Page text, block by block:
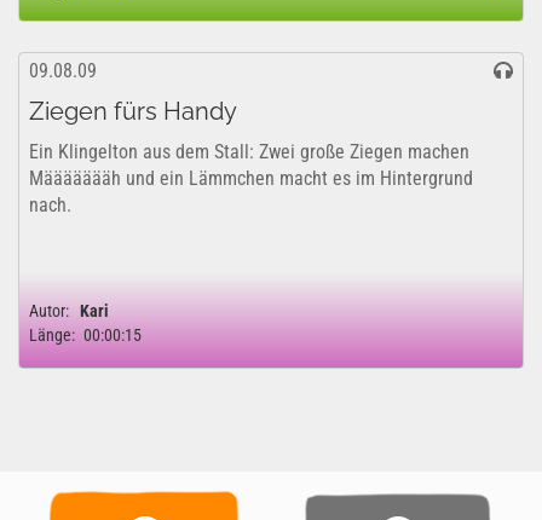
09.08.09
Ziegen fürs Handy
Ein Klingelton aus dem Stall: Zwei große Ziegen machen
Määäääääh und ein Lämmchen macht es im Hintergrund
nach.
Autor: Kari
Länge: 00:00:15